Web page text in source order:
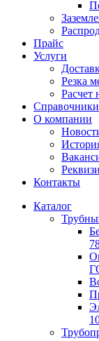
Прайс
Услуги
Резка
Расчет
Справочники
О компании
Контакты
Каталог